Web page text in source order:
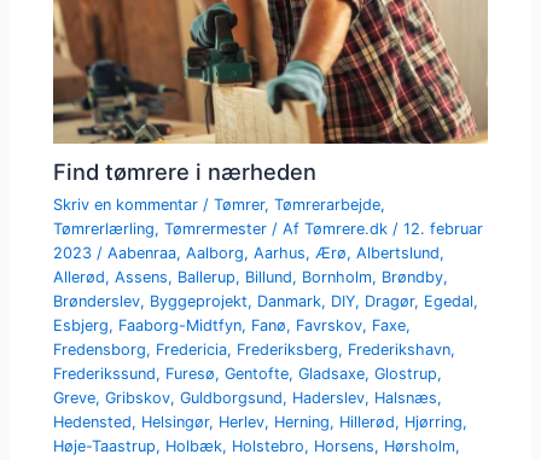
Find tømrere i nærheden
Skriv en kommentar /Tømrer,Tømrerarbejde,
Tømrerlærling,Tømrermester / AfTømrere.dk/12. februar
2023/Aabenraa,Aalborg,Aarhus,Ærø,Albertslund,
Allerød,Assens, Ballerup, Billund, Bornholm, Brøndby,
Brønderslev, Byggeprojekt, Danmark, DIY, Dragør, Egedal,
Esbjerg, Faaborg-Midtfyn, Fanø, Favrskov, Faxe,
Fredensborg, Fredericia, Frederiksberg, Frederikshavn,
Frederikssund, Furesø,Gentofte,Gladsaxe,Glostrup,
Greve,Gribskov,Guldborgsund, Haderslev, Halsnæs,
Hedensted, Helsingør, Herlev, Herning, Hillerød, Hjørring,
Høje-Taastrup, Holbæk, Holstebro, Horsens, Hørsholm,